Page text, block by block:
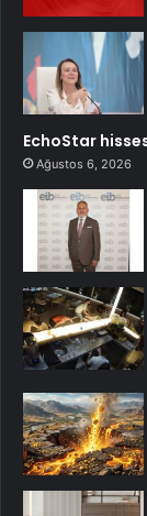
EchoStar
Ağustos 6, 2026